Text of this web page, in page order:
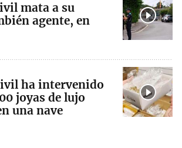
mata a su
agente, en
ha intervenido
joyas de lujo
una nave